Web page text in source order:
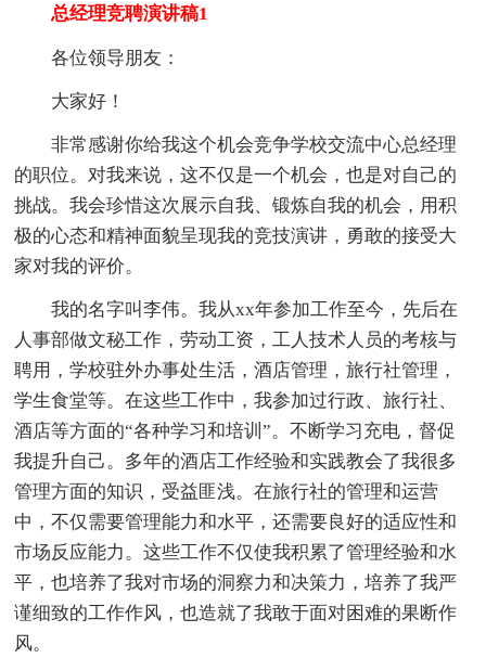
总经理竞聘演讲稿1
各位领导朋友：
大家好！
非常感谢你给我这个机会竞争学校交流中心总经理
的职位。对我来说，这不仅是一个机会，也是对自己的
挑战。我会珍惜这次展示自我、锻炼自我的机会，用积
极的心态和精神面貌呈现我的竞技演讲，勇敢的接受大
家对我的评价。
我的名字叫李伟。我从xx年参加工作至今，先后在
人事部做文秘工作，劳动工资，工人技术人员的考核与
聘用，学校驻外办事处生活，酒店管理，旅行社管理，
学生食堂等。在这些工作中，我参加过行政、旅行社、
酒店等方面的“各种学习和培训”。不断学习充电，督促
我提升自己。多年的酒店工作经验和实践教会了我很多
管理方面的知识，受益匪浅。在旅行社的管理和运营
中，不仅需要管理能力和水平，还需要良好的适应性和
市场反应能力。这些工作不仅使我积累了管理经验和水
平，也培养了我对市场的洞察力和决策力，培养了我严
谨细致的工作作风，也造就了我敢于面对困难的果断作
风。